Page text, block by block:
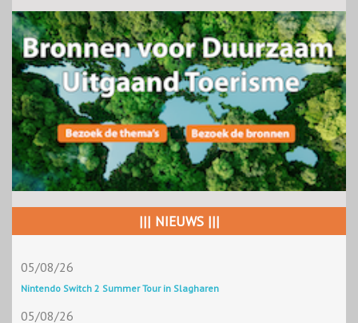
||| NIEUWS |||
05/08/26
Nintendo Switch 2 Summer Tour in Slagharen
05/08/26